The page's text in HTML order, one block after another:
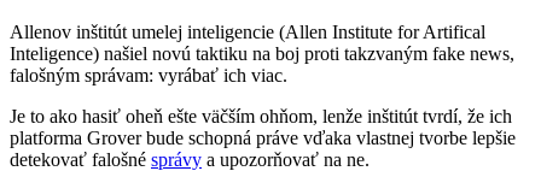
Allenov inštitút umelej inteligencie (Allen Institute for Artifical
Inteligence) našiel novú taktiku na boj proti takzvaným fake news,
falošným správam: vyrábať ich viac.
Je to ako hasiť oheň ešte väčším ohňom, lenže inštitút tvrdí, že ich
platforma Grover bude schopná práve vďaka vlastnej tvorbe lepšie
detekovať falošné správy a upozorňovať na ne.